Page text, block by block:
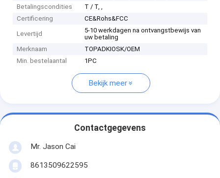
Betalingscondities
T / T, ,
Certificering
CE&Rohs&FCC
Levertijd
5-10 werkdagen na ontvangstbewijs van
uw betaling
Merknaam
TOPADKIOSK/OEM
Min. bestelaantal
1PC
Bekijk meer
Contactgegevens
Mr. Jason Cai
8613509622595